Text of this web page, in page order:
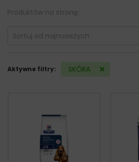
Produktów na stronę:
Aktywne filtry: SKÓRA